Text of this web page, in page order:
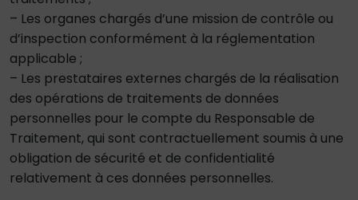
– Les organes chargés d’une mission de contrôle ou
d’inspection conformément à la réglementation
applicable ;
– Les prestataires externes chargés de la réalisation
des opérations de traitements de données
personnelles pour le compte du Responsable de
Traitement, qui sont contractuellement soumis à une
obligation de sécurité et de confidentialité
relativement à ces données personnelles.